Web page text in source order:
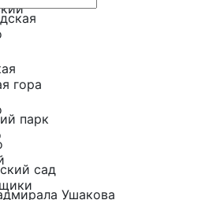
гора
парк
сад
Ушакова